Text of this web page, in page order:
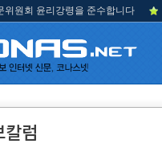
위원회 윤리강령을 준수합니다